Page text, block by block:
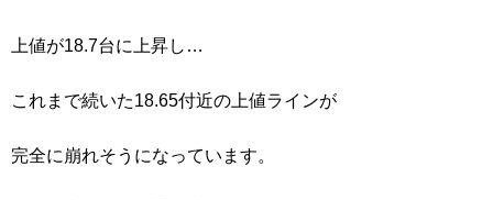
上値が18.7台に上昇し…
これまで続いた18.65付近の上値ラインが
完全に崩れそうになっています。